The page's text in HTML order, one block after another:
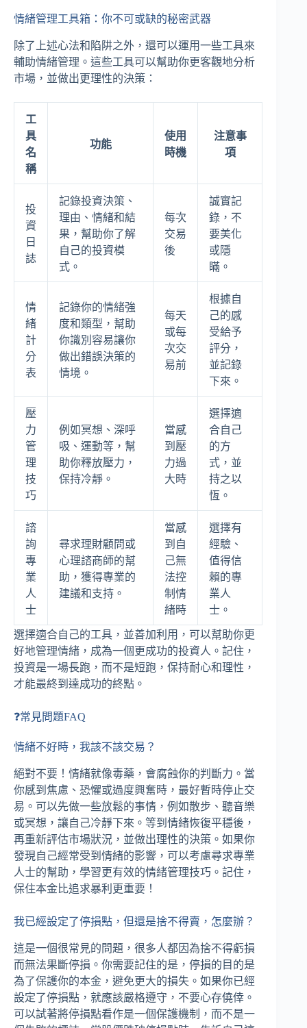
情緒管理工具箱：你不可或缺的秘密武器
除了上述心法和陷阱之外，還可以運用一些工具來
輔助情緒管理。這些工具可以幫助你更客觀地分析
市場，並做出更理性的決策：
工
具
名
稱
功能
使用
時機
注意事
項
投
資
日
誌
記錄投資決策、
理由、情緒和結
果，幫助你了解
自己的投資模
式。
每次
交易
後
誠實記
錄，不
要美化
或隱
瞞。
情
緒
計
分
表
記錄你的情緒強
度和類型，幫助
你識別容易讓你
做出錯誤決策的
情境。
每天
或每
次交
易前
根據自
己的感
受給予
評分，
並記錄
下來。
壓
力
管
理
技
巧
例如冥想、深呼
吸、運動等，幫
助你釋放壓力，
保持冷靜。
當感
到壓
力過
大時
選擇適
合自己
的方
式，並
持之以
恆。
諮
詢
專
業
人
士
尋求理財顧問或
心理諮商師的幫
助，獲得專業的
建議和支持。
當感
到自
己無
法控
制情
緒時
選擇有
經驗、
值得信
賴的專
業人
士。
選擇適合自己的工具，並善加利用，可以幫助你更
好地管理情緒，成為一個更成功的投資人。記住，
投資是一場長跑，而不是短跑，保持耐心和理性，
才能最終到達成功的終點。
❓常見問題FAQ
情緒不好時，我該不該交易？
絕對不要！情緒就像毒藥，會腐蝕你的判斷力。當
你感到焦慮、恐懼或過度興奮時，最好暫時停止交
易。可以先做一些放鬆的事情，例如散步、聽音樂
或冥想，讓自己冷靜下來。等到情緒恢復平穩後，
再重新評估市場狀況，並做出理性的決策。如果你
發現自己經常受到情緒的影響，可以考慮尋求專業
人士的幫助，學習更有效的情緒管理技巧。記住，
保住本金比追求暴利更重要！
我已經設定了停損點，但還是捨不得賣，怎麼辦？
這是一個很常見的問題，很多人都因為捨不得虧損
而無法果斷停損。你需要記住的是，停損的目的是
為了保護你的本金，避免更大的損失。如果你已經
設定了停損點，就應該嚴格遵守，不要心存僥倖。
可以試著將停損點看作是一個保護機制，而不是一